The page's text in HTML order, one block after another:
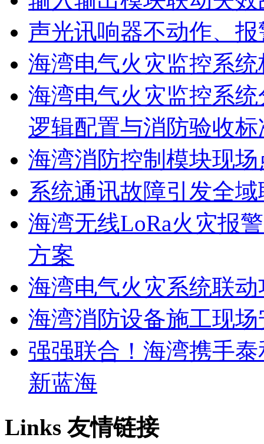
声光讯响器不动作、
海湾电气火灾监控系
海湾电气火灾监控系
逻辑配置与消防验收标
海湾消防控制模块现
系统通讯故障引发全
海湾无线LoRa火灾报
方案
海湾电气火灾系统联
海湾消防设备施工现
强强联合！海湾携手
新蓝海
Links友情链接